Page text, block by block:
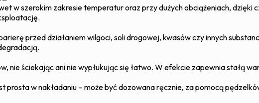
w szerokim zakresie temperatur oraz przy dużych obciążeniach, dzięki
przed działaniem wilgoci, soli drogowej, kwasów czy innych
nie ściekając ani nie wypłukując się łatwo. W efekcie zapewnia stałą
prosta w nakładaniu – może być dozowana ręcznie, za pomocą